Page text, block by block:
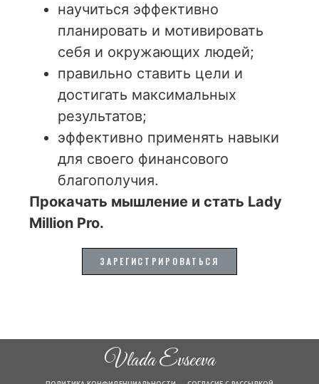
научиться эффективно
планировать и мотивировать
себя и окружающих людей;
правильно ставить цели и
достигать максимальных
результатов;
эффективно применять навыки
для своего финансового
благополучия.
Прокачать мышление и стать Lady
Million Pro.
ЗАРЕГИСТРИРОВАТЬСЯ
Vlada Evseeva